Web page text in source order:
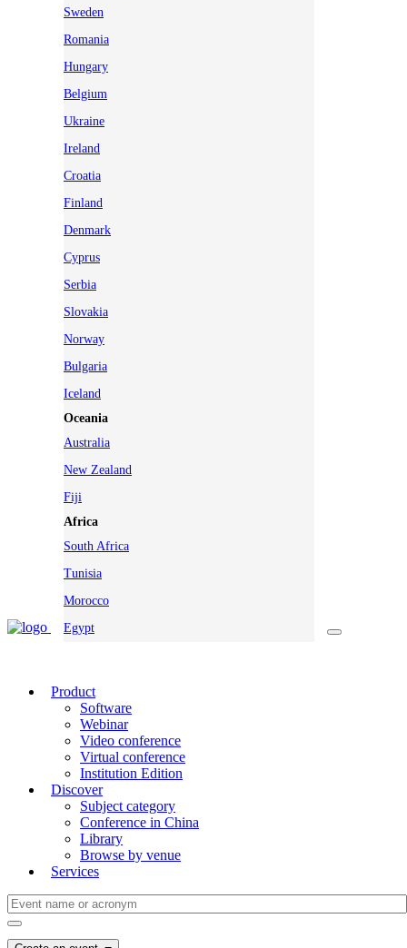
Sweden
Romania
Hungary
Belgium
Ukraine
Ireland
Croatia
Finland
Denmark
Cyprus
Serbia
Slovakia
Norway
Bulgaria
Iceland
Oceania
Australia
New Zealand
Fiji
Africa
South Africa
Tunisia
Morocco
Egypt
Product
Software
Webinar
Video conference
Virtual conference
Institution Edition
Discover
Subject category
Conference in China
Library
Browse by venue
Services